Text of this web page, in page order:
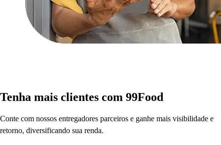
Tenha mais clientes com 99Food
Conte com nossos entregadores parceiros e ganhe mais visibilidade e
retorno, diversificando sua renda.